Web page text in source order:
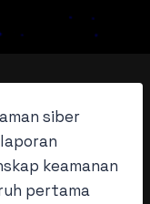
siber
keamanan
pertama